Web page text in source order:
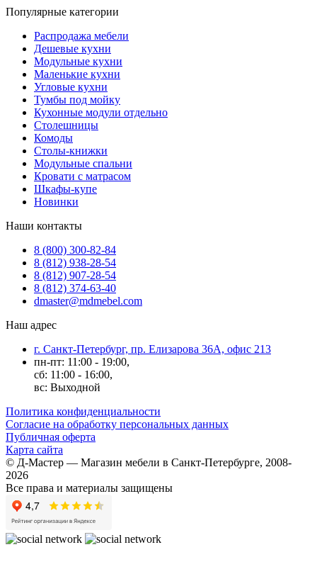
Популярные категории
Распродажа мебели
Дешевые кухни
Модульные кухни
Маленькие кухни
Угловые кухни
Тумбы под мойку
Кухонные модули отдельно
Столешницы
Комоды
Столы-книжки
Модульные спальни
Кровати с матрасом
Шкафы-купе
Новинки
Наши контакты
8 (800) 300-82-84
8 (812) 938-28-54
8 (812) 907-28-54
8 (812) 374-63-40
dmaster@mdmebel.com
Наш адрес
г. Санкт-Петербург, пр. Елизарова 36А, офис 213
пн-пт: 11:00 - 19:00,
сб: 11:00 - 16:00,
вс: Выходной
Политика конфиденциальности
Согласие на обработку персональных данных
Публичная оферта
Карта сайта
© Д-Мастер — Магазин мебели в Санкт-Петербурге, 2008-
2026
Все права и материалы защищены